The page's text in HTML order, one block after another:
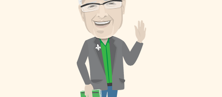
succursales jusqu’au 27 octobre.
d’«apprendre à reconnaître
différentes essences d’arbres et
amusantes sur leur importance
culturelle et écologique». Des
conférences gratuites (en
anglais) intitulées Introduction
à la forêt urbaine sont […]
températures à la surface de la
Terre. Retirer «l’excès» de CO2
dans l’atmosphère D’aucuns
assurent que planter des arbres
pourrait même retirer «l’excès»
de CO2 qui s’est accumulé
depuis des décennies (passant
de 300 ppm avant 1850 à 400
ppm aujourd’hui: […]